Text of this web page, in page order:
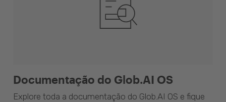
Documentação do Glob.AI OS
Explore toda a documentação do Glob.AI OS e fique